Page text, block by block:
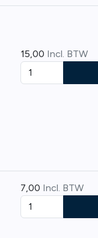
15,00 Incl. BTW
7,00 Incl. BTW